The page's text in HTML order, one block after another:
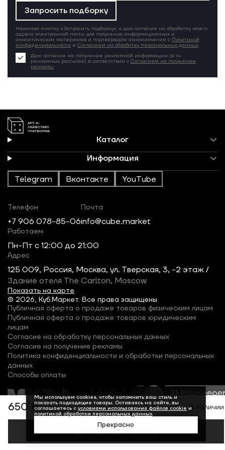
650 ₽ В наличии
Добавить в корзину
Запросить подборку
Нажимая кнопку «Запросить подборку», я даю согласие на обработку моего
адреса электронной почты для получения информационных и
аналитических материалов и подтверждаю ознакомление с Политикой
конфиденциальности и Согласием на обработку персональных данных.
Даю согласие на получение рекламной информации (в т.ч.
рекламных рассылок) в соответствии с Согласием на получение
рекламы
Каталог
Информация
Telegram Вконтакте YouTube
© 2026, Куб.Маркет. Все права защищены.
Телефон
+7 906 078-85-06
Почта
info@cube.market
Работаем
Пн-Пт c 12:00 до 21:00
Адрес
125 009, Россия, Москва, ул. Тверская, 3, -2 этаж /
Здание отеля The Carlton, Moscow
Показать на карте
Публичная оферта о продаже товаров физическим лицам
Публичная оферта о продаже товаров юридическим
лицам
Согласие на обработку персональных данных
Согласие на получение рекламы
Политика конфиденциальности и обработки персональных
данных
Способы оплаты
Мы используем cookies, чтобы запомнить ваш стиль и
показать подходящие товары. Оставаясь на сайте, вы
соглашаетесь с условиями использования файлов cookie и
политикой обработки персональных данных.
Прекрасно